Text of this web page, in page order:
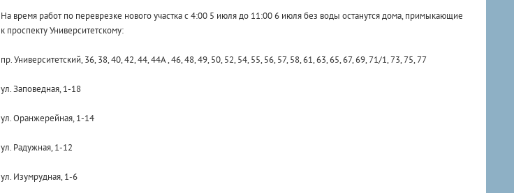
На время работ по переврезке нового участка с 4:00 5 июля до 11:00 6 июля без воды останутся дома, примыкающие
к проспекту Университетскому:
пр. Университетский, 36, 38, 40, 42, 44, 44А , 46, 48, 49, 50, 52, 54, 55, 56, 57, 58, 61, 63, 65, 67, 69, 71/1, 73, 75, 77
ул. Заповедная, 1-18
ул. Оранжерейная, 1-14
ул. Радужная, 1-12
ул. Изумрудная, 1-6